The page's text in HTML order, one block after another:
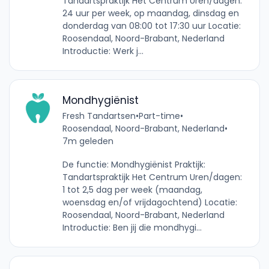
24 uur per week, op maandag, dinsdag en
donderdag van 08:00 tot 17:30 uur Locatie:
Roosendaal, Noord-Brabant, Nederland
Introductie: Werk j...
Mondhygiënist
Fresh Tandartsen•Part-time•
Roosendaal, Noord-Brabant, Nederland•
7m geleden
De functie: Mondhygiënist Praktijk:
Tandartspraktijk Het Centrum Uren/dagen:
1 tot 2,5 dag per week (maandag,
woensdag en/of vrijdagochtend) Locatie:
Roosendaal, Noord-Brabant, Nederland
Introductie: Ben jij die mondhygi...